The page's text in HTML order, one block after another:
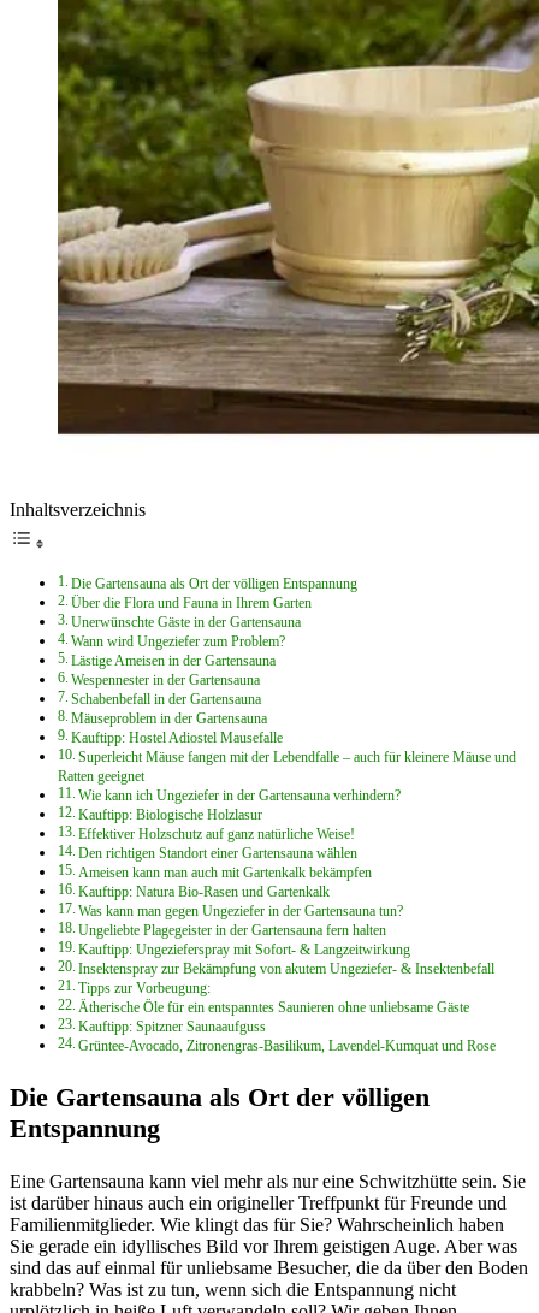
Inhaltsverzeichnis
Die Gartensauna als Ort der völligen Entspannung
Über die Flora und Fauna in Ihrem Garten
Unerwünschte Gäste in der Gartensauna
Wann wird Ungeziefer zum Problem?
Lästige Ameisen in der Gartensauna
Wespennester in der Gartensauna
Schabenbefall in der Gartensauna
Mäuseproblem in der Gartensauna
Kauftipp: Hostel Adiostel Mausefalle
Superleicht Mäuse fangen mit der Lebendfalle – auch für kleinere Mäuse und
Ratten geeignet
Wie kann ich Ungeziefer in der Gartensauna verhindern?
Kauftipp: Biologische Holzlasur
Effektiver Holzschutz auf ganz natürliche Weise!
Den richtigen Standort einer Gartensauna wählen
Ameisen kann man auch mit Gartenkalk bekämpfen
Kauftipp: Natura Bio-Rasen und Gartenkalk
Was kann man gegen Ungeziefer in der Gartensauna tun?
Ungeliebte Plagegeister in der Gartensauna fern halten
Kauftipp: Ungezieferspray mit Sofort- & Langzeitwirkung
Insektenspray zur Bekämpfung von akutem Ungeziefer- & Insektenbefall
Tipps zur Vorbeugung:
Ätherische Öle für ein entspanntes Saunieren ohne unliebsame Gäste
Kauftipp: Spitzner Saunaaufguss
Grüntee-Avocado, Zitronengras-Basilikum, Lavendel-Kumquat und Rose
Die Gartensauna als Ort der völligen
Entspannung
Eine Gartensauna kann viel mehr als nur eine Schwitzhütte sein. Sie
ist darüber hinaus auch ein origineller Treffpunkt für Freunde und
Familienmitglieder. Wie klingt das für Sie? Wahrscheinlich haben
Sie gerade ein idyllisches Bild vor Ihrem geistigen Auge. Aber was
sind das auf einmal für unliebsame Besucher, die da über den Boden
krabbeln? Was ist zu tun, wenn sich die Entspannung nicht